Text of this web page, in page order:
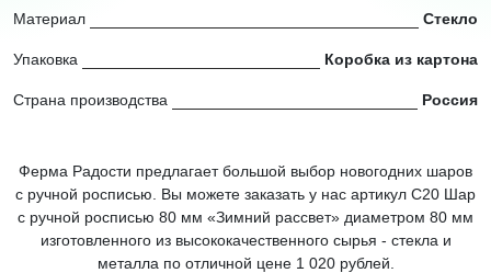
Материал Стекло
Упаковка Коробка из картона
Страна производства Россия
Ферма Радости предлагает большой выбор новогодних шаров
с ручной росписью. Вы можете заказать у нас артикул С20 Шар
с ручной росписью 80 мм «Зимний рассвет» диаметром 80 мм
изготовленного из высококачественного сырья - стекла и
металла по отличной цене 1 020 рублей.